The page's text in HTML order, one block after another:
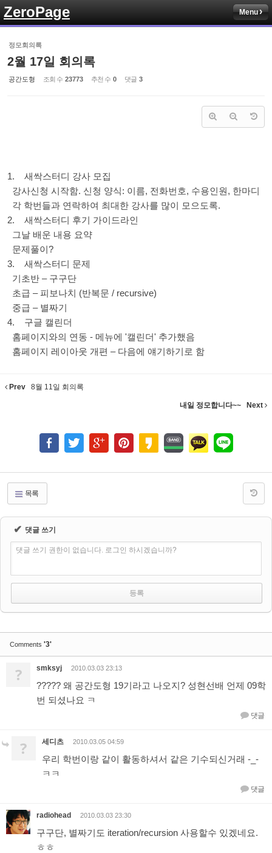
ZeroPage Menu
정모회의록
2월 17일 회의록
공간도형 조회 수 23773 추천 수 0 댓글 3
1. 새싹스터디 강사 모집
강사신청 시작함. 신청 양식: 이름, 전화번호, 수용인원, 한마디
각 학번들과 연락하여 최대한 강사를 많이 모으도록.
2. 새싹스터디 후기 가이드라인
그날 배운 내용 요약
문제풀이?
3. 새싹스터디 문제
기초반 – 구구단
초급 – 피보나치 (반복문 / recursive)
중급 – 별짜기
4. 구글 캘린더
홈페이지와의 연동 - 메뉴에 '캘린더' 추가했음
홈페이지 레이아웃 개편 – 다음에 얘기하기로 함
Prev 8월 11일 회의록
내일 정모합니다~~ Next
목록
✔ 댓글 쓰기
댓글 쓰기 권한이 없습니다. 로그인 하시겠습니까?
Comments '3'
? smksyj 2010.03.03 23:13
????? 왜 공간도형 19기라고 나오지? 성현선배 언제 09학
번 되셨나요 ㅋ
댓글
? 세디츠 2010.03.05 04:59
우리 학번이랑 같이 활동하셔서 같은 기수되신거래 -_-
ㅋㅋ
댓글
radiohead 2010.03.03 23:30
구구단, 별짜기도 iteration/recursion 사용할수 있겠네요.
ㅎㅎ
Sketchbook5, 스케치북5